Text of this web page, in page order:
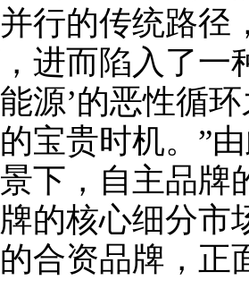
行的传统路径
进而陷入了一
源’的恶性循
宝贵时机。”
下，自主品牌
的核心细分
合资品牌，正